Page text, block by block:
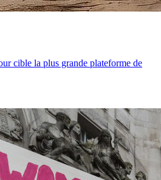
cible la plus grande plateforme de